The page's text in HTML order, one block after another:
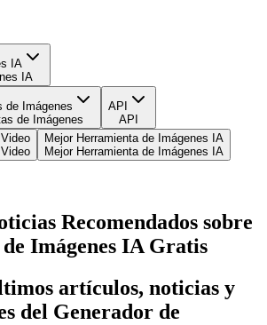
IA
IA
de Imágenes
de Imágenes
API
API
Mejor Herramienta de Imágenes IA
Mejor Herramienta de Imágenes IA
Recomendados sobre
Imágenes IA Gratis
artículos, noticias y
del Generador de